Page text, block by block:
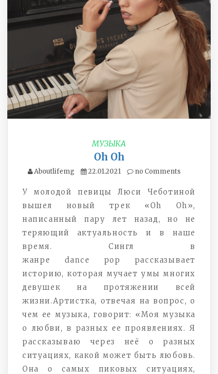
МУЗЫКА
Oh Oh
Aboutlifemg 22.01.2021 no Comments
У молодой певицы Люси Чеботиной
вышел новый трек «Oh Oh»,
написанный пару лет назад, но не
теряющий актуальность и в наше
время. Сингл в
жанреdance pop
рассказывает
историю, которая мучает умы многих
девушек на протяжении всей
жизни.Артистка, отвечая на вопрос, о
чем ее музыка, говорит: «Моя музыка
о любви, в разных ее проявлениях. Я
рассказываю через неё о разных
ситуациях, какой может быть любовь.
Она о самых пиковых ситуациях,